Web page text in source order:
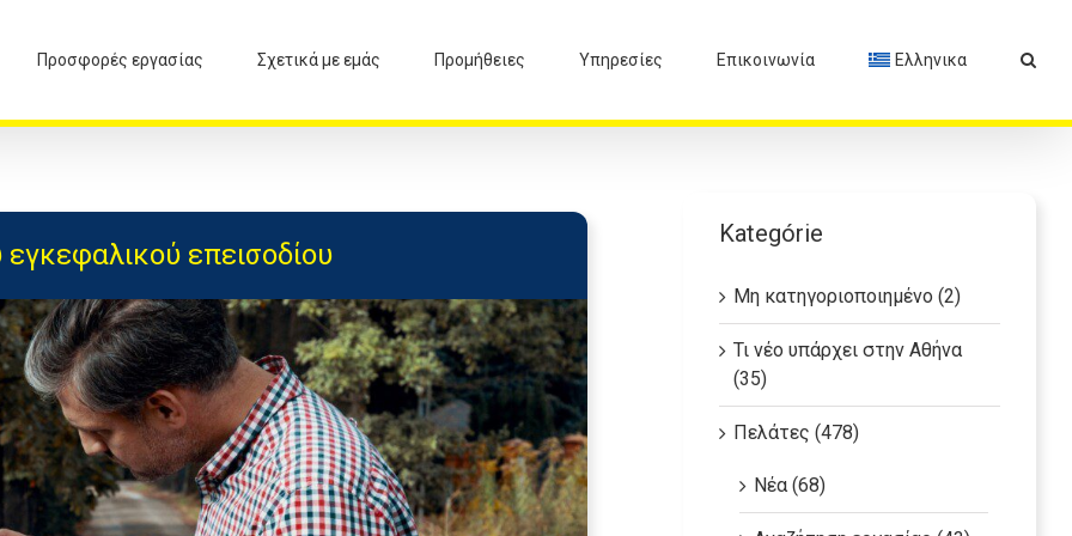
Προσφορές εργασίας Σχετικά με εμάς Προμήθειες Υπηρεσίες Επικοινωνία Ελληνικα
επεισοδίου
Kategórie
Μη κατηγοριοποιημένο (2)
Τι νέο υπάρχει στην Αθήνα
(35)
Πελάτες (478)
Νέα (68)